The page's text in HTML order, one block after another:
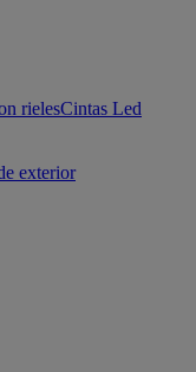
rielesCintas Led
exterior